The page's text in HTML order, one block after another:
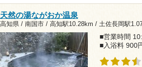
天然の湯ながおか温泉
高知県 / 南国市 / 高知駅10.28km / 土佐長岡駅
■営業時間
■入浴料 900